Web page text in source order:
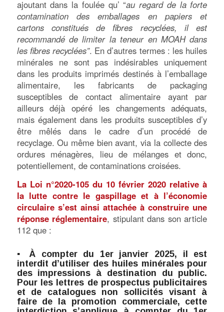
ajoutant dans la foulée qu’ “au regard de la forte
contamination des emballages en papiers et
cartons constitués de fibres recyclées, il est
recommandé de limiter la teneur en MOAH dans
les fibres recyclées”. En d’autres termes : les huiles
minérales ne sont pas indésirables uniquement
dans les produits imprimés destinés à l’emballage
alimentaire, les fabricants de packaging
susceptibles de contact alimentaire ayant par
ailleurs déjà opéré les changements adéquats,
mais également dans les produits susceptibles d’y
être mêlés dans le cadre d’un procédé de
recyclage. Ou même bien avant, via la collecte des
ordures ménagères, lieu de mélanges et donc,
potentiellement, de contaminations croisées.
La Loi n°2020-105 du 10 février 2020 relative à
la lutte contre le gaspillage et à l’économie
circulaire s’est ainsi attachée à construire une
réponse réglementaire, stipulant dans son article
112 que :
▪ À compter du 1er janvier 2025, il est
interdit d’utiliser des huiles minérales pour
des impressions à destination du public.
Pour les lettres de prospectus publicitaires
et de catalogues non sollicités visant à
faire de la promotion commerciale, cette